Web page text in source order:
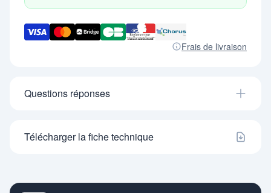
Frais de livraison
Questions réponses
Télécharger la fiche technique